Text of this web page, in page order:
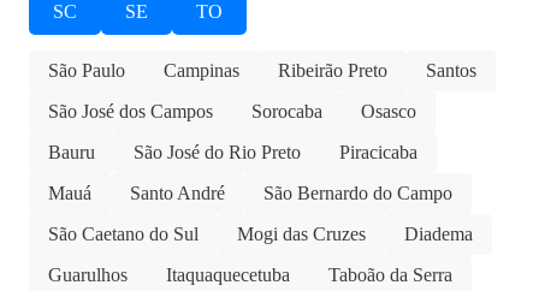
SC SE TO
São Paulo Campinas Ribeirão Preto
Santos
São José dos Campos
Sorocaba
Osasco
Bauru
São José do Rio Preto
Piracicaba
Mauá
Santo André
São Bernardo do Campo
São Caetano do Sul
Mogi das Cruzes
Diadema
Guarulhos
Itaquaquecetuba
Taboão da Serra